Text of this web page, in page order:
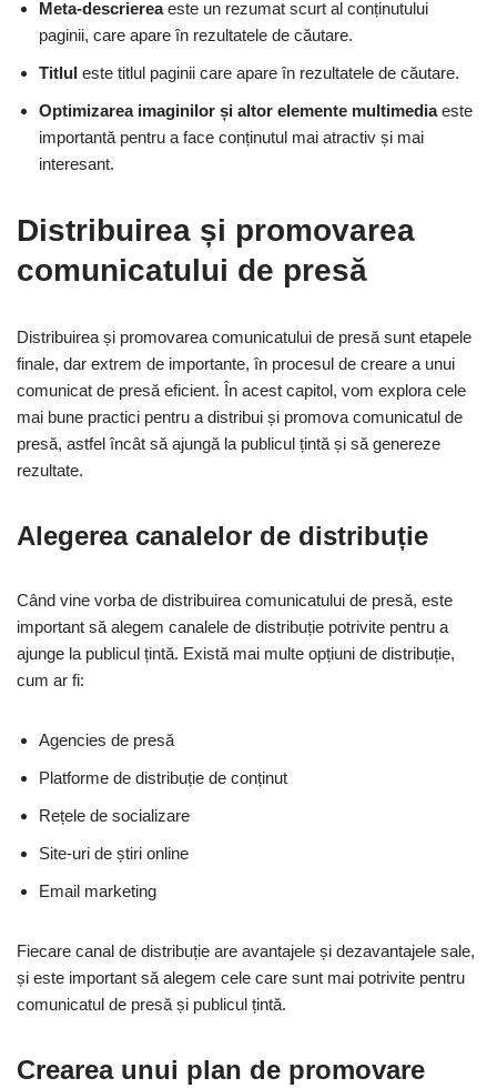
Meta-descriereaeste un rezumat scurt al conținutului
paginii, care apare în rezultatele de căutare.
Titlul este titlul paginii care apare în rezultatele de căutare.
Optimizarea imaginilor și altor elemente multimediaeste
importantă pentru a face conținutul mai atractiv și mai
interesant.
Distribuirea și promovarea
comunicatului de presă
Distribuirea și promovarea comunicatului de presă sunt etapele
finale, dar extrem de importante, în procesul de creare a unui
comunicat de presă eficient. În acest capitol, vom explora cele
mai bune practici pentru a distribui și promova comunicatul de
presă, astfel încât să ajungă la publicul țintă și să genereze
rezultate.
Alegerea canalelor de distribuție
Când vine vorba de distribuirea comunicatului de presă, este
important să alegem canalele de distribuție potrivite pentru a
ajunge la publicul țintă. Există mai multe opțiuni de distribuție,
cum ar fi:
Agencies de presă
Platforme de distribuție de conținut
Rețele de socializare
Site-uri de știri online
Email marketing
Fiecare canal de distribuție are avantajele și dezavantajele sale,
și este important să alegem cele care sunt mai potrivite pentru
comunicatul de presă și publicul țintă.
Crearea unui plan de promovare